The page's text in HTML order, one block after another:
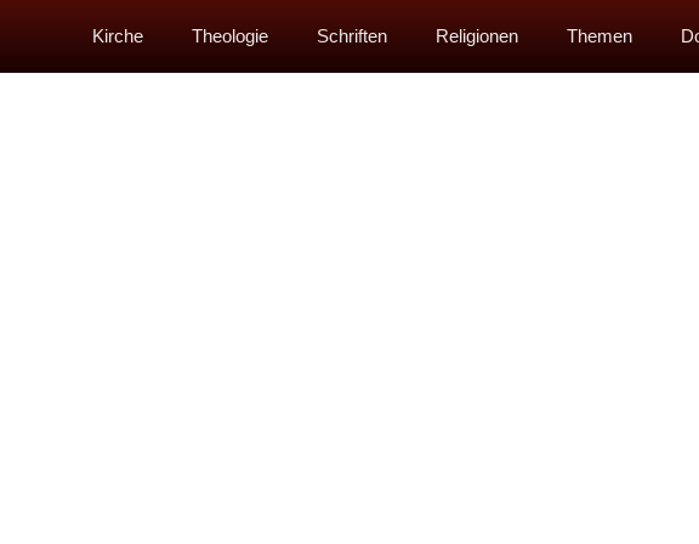
Kirche Theologie Schriften Religionen Themen